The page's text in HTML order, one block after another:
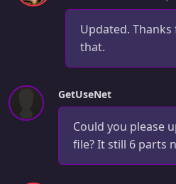
Updated.
that.
GetUseNet
Could you please
file? It still 6 parts